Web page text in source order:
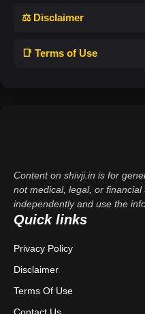
⚖️ Disclaimer
📑 Terms of Use
Content on shivji.in is for
not medical, legal, or
independently and use the
Quick links
Privacy Policy
Disclaimer
Terms Of Use